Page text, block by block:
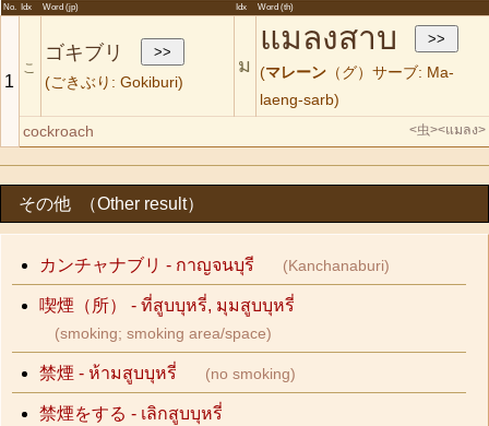
No. Idx Word (jp) Idx Word (th)
1
こ
ゴキブリ
(ごきぶり: Gokiburi)
ม
แมลงสาบ
(マレーン （グ）サーブ: Ma-
laeng-sarb)
cockroach <虫><แมลง>
その他 （Other result）
カンチャナブリ - กาญจนบุรี (Kanchanaburi)
喫煙（所） - ที่สูบบุหรี่, มุมสูบบุหรี่
(smoking; smoking area/space)
禁煙 - ห้ามสูบบุหรี่ (no smoking)
禁煙をする - เลิกสูบบุหรี่